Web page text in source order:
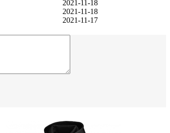
2021-11-18
2021-11-18
2021-11-17